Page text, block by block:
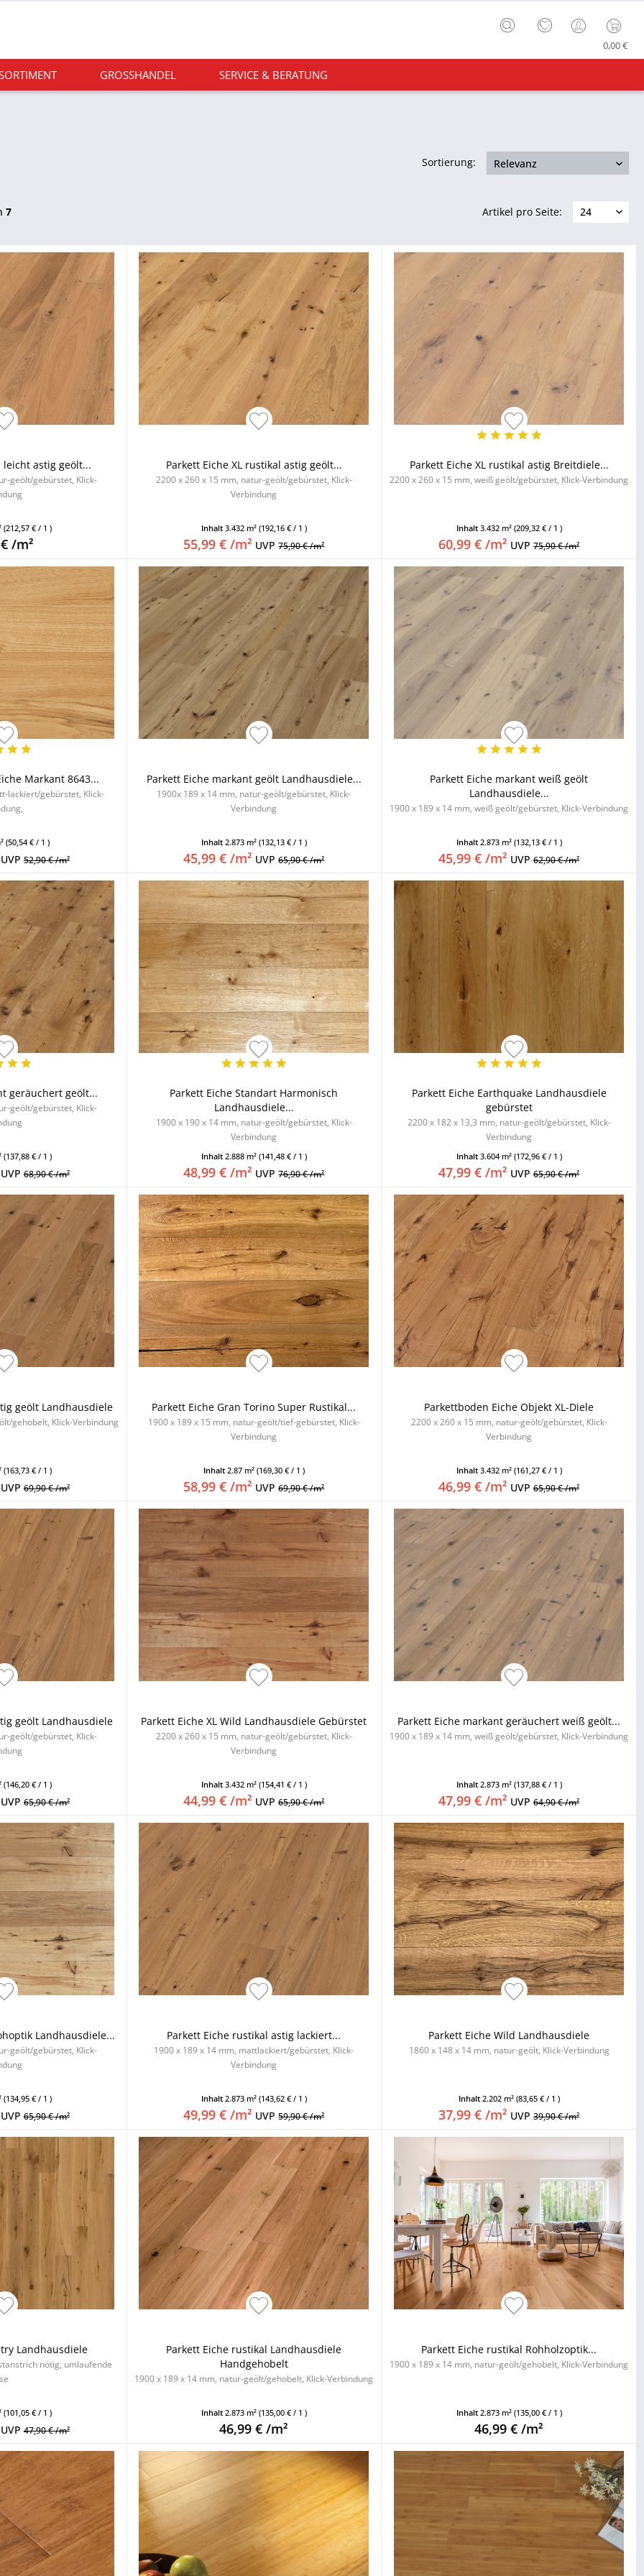
0,00 €
GROSSHANDEL SERVICE & BERATUNG
Sortierung:
7 Artikel pro Seite:
leicht astig geölt...
geölt/gebürstet, Klick-
(212,57 € / 1 )
/m²
Parkett Eiche XL rustikal astig geölt...
2200 x 260 x 15 mm, natur-geölt/gebürstet, Klick-
Verbindung
Inhalt 3.432 m² (192,16 € / 1 )
55,99 € /m² UVP75,90 € /m²
Parkett Eiche XL rustikal astig Breitdiele...
2200 x 260 x 15 mm, weiß geölt/gebürstet, Klick-Verbindung
Inhalt 3.432 m² (209,32 € / 1 )
60,99 € /m² UVP75,90 € /m²
Markant 8643...
lackiert/gebürstet, Klick-
(50,54 € / 1 )
UVP52,90 € /m²
Parkett Eiche markant geölt Landhausdiele...
1900x 189 x 14 mm, natur-geölt/gebürstet, Klick-
Verbindung
Inhalt 2.873 m² (132,13 € / 1 )
45,99 € /m² UVP65,90 € /m²
Parkett Eiche markant weiß geölt
Landhausdiele...
1900 x 189 x 14 mm, weiß geölt/gebürstet, Klick-Verbindung
Inhalt 2.873 m² (132,13 € / 1 )
45,99 € /m² UVP62,90 € /m²
geräuchert geölt...
geölt/gebürstet, Klick-
(137,88 € / 1 )
UVP68,90 € /m²
Parkett Eiche Standart Harmonisch
Landhausdiele...
1900 x 190 x 14 mm, natur-geölt/gebürstet, Klick-
Verbindung
Inhalt 2.888 m² (141,48 € / 1 )
48,99 € /m² UVP76,90 € /m²
Parkett Eiche Earthquake Landhausdiele
gebürstet
2200 x 182 x 13,3 mm, natur-geölt/gebürstet, Klick-
Verbindung
Inhalt 3.604 m² (172,96 € / 1 )
47,99 € /m² UVP65,90 € /m²
geölt Landhausdiele
gehobelt, Klick-Verbindung
(163,73 € / 1 )
UVP69,90 € /m²
Parkett Eiche Gran Torino Super Rustikal...
1900 x 189 x 15 mm, natur-geölt/tief-gebürstet, Klick-
Verbindung
Inhalt 2.87 m² (169,30 € / 1 )
58,99 € /m² UVP69,90 € /m²
Parkettboden Eiche Objekt XL-Diele
2200 x 260 x 15 mm, natur-geölt/gebürstet, Klick-
Verbindung
Inhalt 3.432 m² (161,27 € / 1 )
46,99 € /m² UVP65,90 € /m²
geölt Landhausdiele
geölt/gebürstet, Klick-
(146,20 € / 1 )
UVP65,90 € /m²
Parkett Eiche XL Wild Landhausdiele Gebürstet
2200 x 260 x 15 mm, natur-geölt/gebürstet, Klick-
Verbindung
Inhalt 3.432 m² (154,41 € / 1 )
44,99 € /m² UVP65,90 € /m²
Parkett Eiche markant geräuchert weiß geölt...
1900 x 189 x 14 mm, weiß geölt/gebürstet, Klick-Verbindung
Inhalt 2.873 m² (137,88 € / 1 )
47,99 € /m² UVP64,90 € /m²
Landhausdiele...
geölt/gebürstet, Klick-
(134,95 € / 1 )
UVP65,90 € /m²
Parkett Eiche rustikal astig lackiert...
1900 x 189 x 14 mm, mattlackiert/gebürstet, Klick-
Verbindung
Inhalt 2.873 m² (143,62 € / 1 )
49,99 € /m² UVP59,90 € /m²
Parkett Eiche Wild Landhausdiele
1860 x 148 x 14 mm, natur-geölt, Klick-Verbindung
Inhalt 2.202 m² (83,65 € / 1 )
37,99 € /m² UVP39,90 € /m²
Landhausdiele
nötig, umlaufende
(101,05 € / 1 )
UVP47,90 € /m²
Parkett Eiche rustikal Landhausdiele
Handgehobelt
1900 x 189 x 14 mm, natur-geölt/gehobelt, Klick-Verbindung
Inhalt 2.873 m² (135,00 € / 1 )
46,99 € /m²
Parkett Eiche rustikal Rohholzoptik...
1900 x 189 x 14 mm, natur-geölt/gehobelt, Klick-Verbindung
Inhalt 2.873 m² (135,00 € / 1 )
46,99 € /m²